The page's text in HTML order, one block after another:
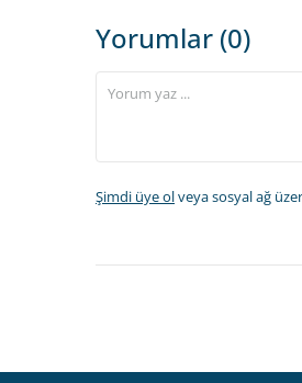
Yorumlar (0)
Şimdi üye olveya sosyal ağ